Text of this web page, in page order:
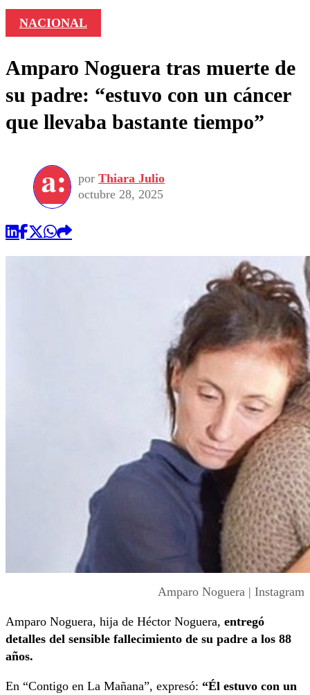
NACIONAL
Amparo Noguera tras muerte de
su padre: “estuvo con un cáncer
que llevaba bastante tiempo”
por Thiara Julio
octubre 28, 2025
Amparo Noguera | Instagram
Amparo Noguera, hija de Héctor Noguera, entregó
detalles del sensible fallecimiento de su padre a los 88
años.
En “Contigo en La Mañana”, expresó: “Él estuvo con un